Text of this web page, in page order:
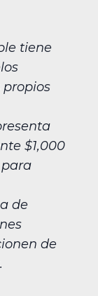
tiene
propios
$1,000
de
de